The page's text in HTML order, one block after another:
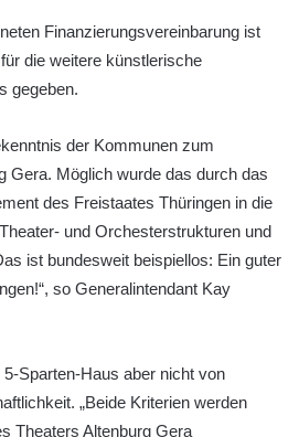
Finanzierungsvereinbarung ist
die weitere künstlerische
gegeben.
der Kommunen zum
Gera. Möglich wurde das durch das
des Freistaates Thüringen in die
und Orchesterstrukturen und
ist bundesweit beispiellos: Ein guter
so Generalintendant Kay
Sparten-Haus aber nicht von
„Beide Kriterien werden
Theaters Altenburg Gera